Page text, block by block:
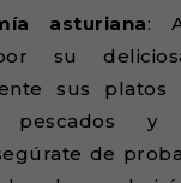
asturiana:
su
sus
pescados y
de